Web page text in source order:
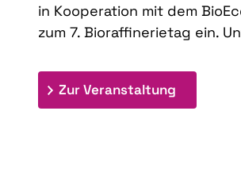
in Kooperation mit dem
zum 7. Bioraffinerietag ein.
Zur Veranstaltung